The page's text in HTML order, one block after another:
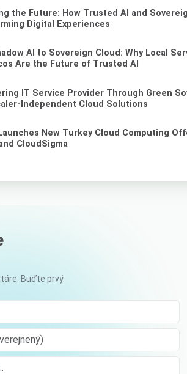
the Future: How Trusted AI and
Digital Experiences
AI to Sovereign Cloud: Why Local
Are the Future of Trusted AI
IT Service Provider Through Green
Independent Cloud Solutions
New Turkey Cloud Computing
CloudSigma
Buďte prvý.